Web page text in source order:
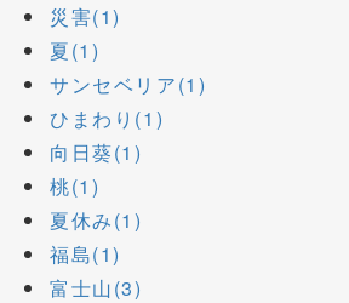
災害(1)
夏(1)
サンセベリア(1)
ひまわり(1)
向日葵(1)
桃(1)
夏休み(1)
福島(1)
富士山(3)